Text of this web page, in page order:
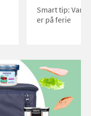
Smart tip:
er på ferie